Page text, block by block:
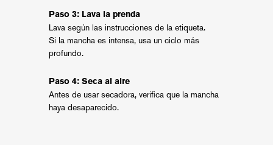
Paso 3: Lava la prenda
Lava según las instrucciones de la etiqueta.
Si la mancha es intensa, usa un ciclo más
profundo.
Paso 4: Seca al aire
Antes de usar secadora, verifica que la mancha
haya desaparecido.